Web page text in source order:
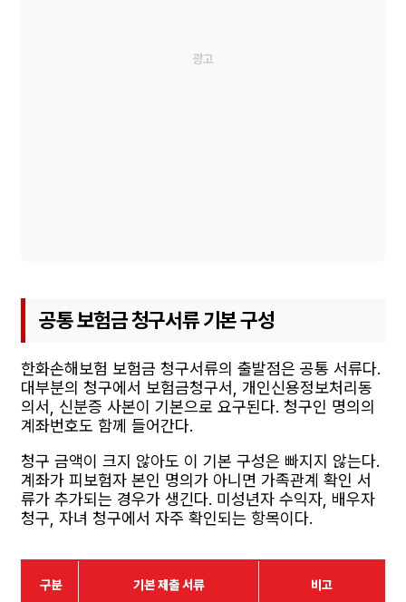
공통 보험금 청구서류 기본 구성
한화손해보험 보험금 청구서류의 출발점은 공통 서류다.
대부분의 청구에서 보험금청구서, 개인신용정보처리동
의서, 신분증 사본이 기본으로 요구된다. 청구인 명의의
계좌번호도 함께 들어간다.
청구 금액이 크지 않아도 이 기본 구성은 빠지지 않는다.
계좌가 피보험자 본인 명의가 아니면 가족관계 확인 서
류가 추가되는 경우가 생긴다. 미성년자 수익자, 배우자
청구, 자녀 청구에서 자주 확인되는 항목이다.
구분 기본 제출 서류 비고